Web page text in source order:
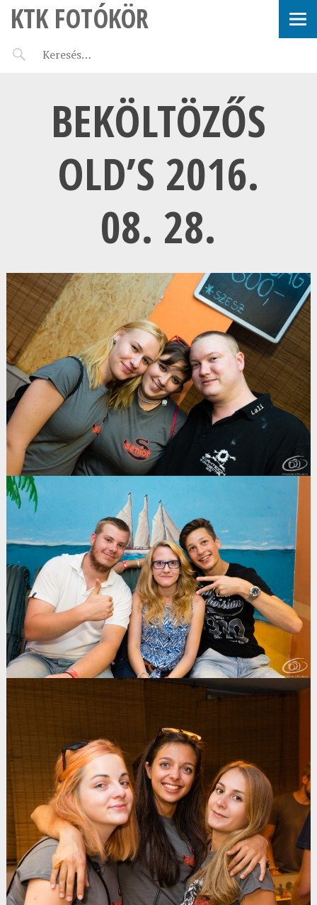
KTK FOTÓKÖR
BEKÖLTÖZŐS
OLD’S 2016.
08. 28.